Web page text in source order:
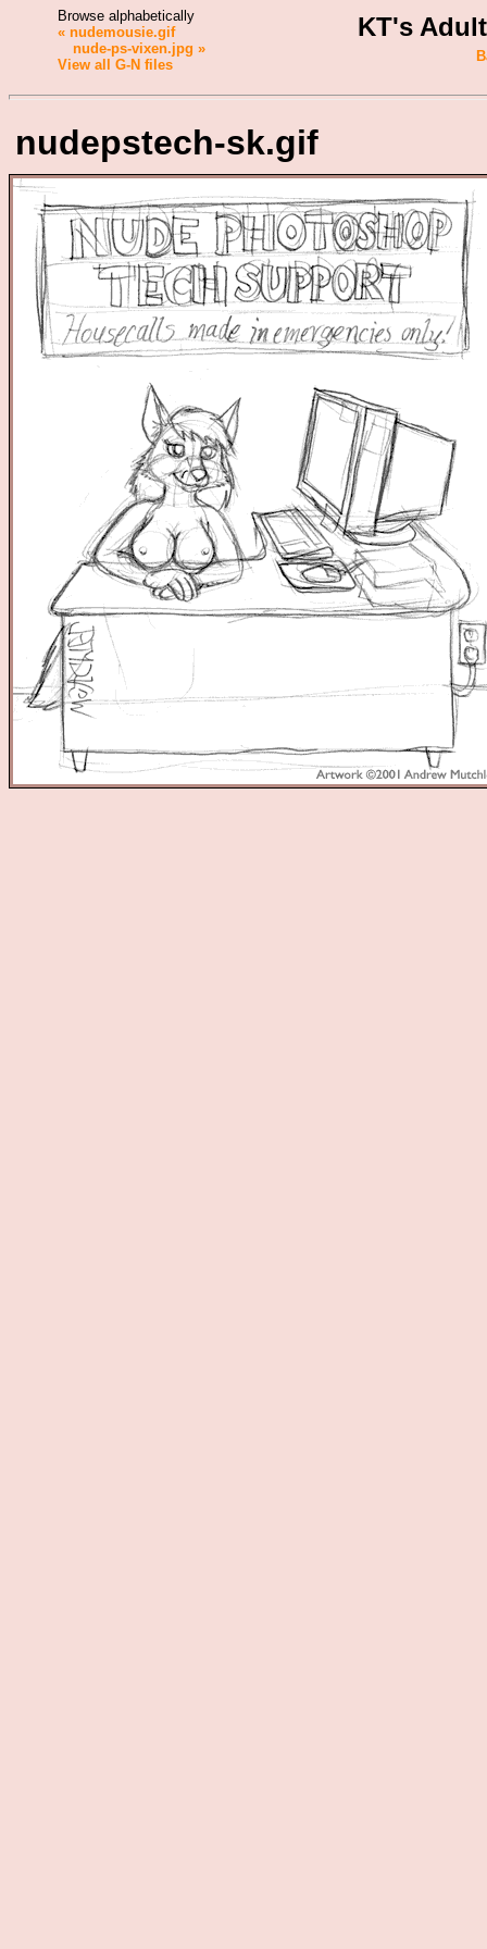
Browse alphabetically
« nudemousie.gif
nude-ps-vixen.jpg »
View all G-N files
KT's
nudepstech-sk.gif